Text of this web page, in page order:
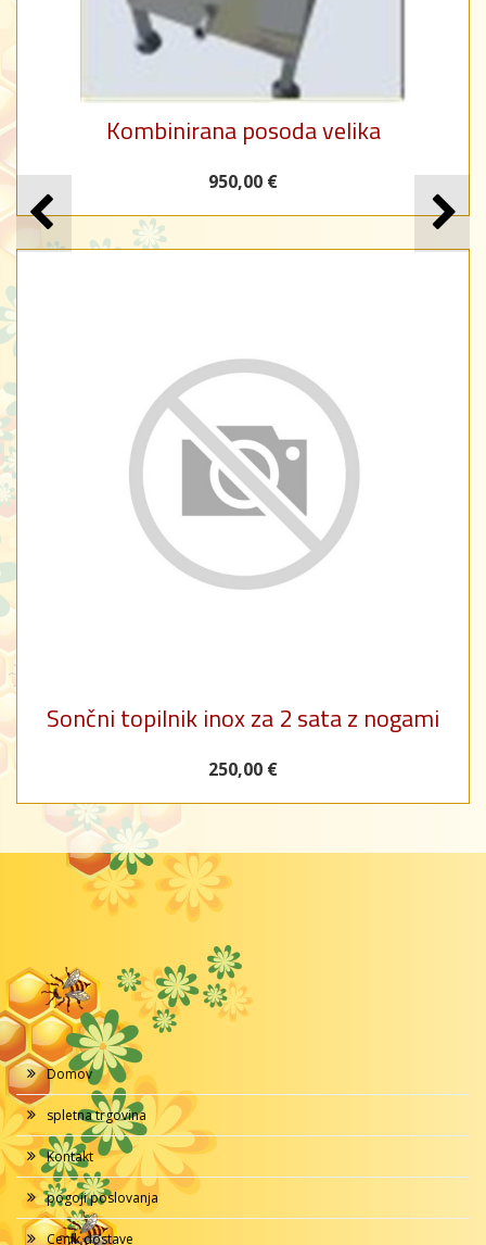
Kombinirana posoda velika
950,00 €
Sončni topilnik inox za 2 sata z nogami
250,00 €
Domov
spletna trgovina
Kontakt
pogoji poslovanja
Cenik dostave